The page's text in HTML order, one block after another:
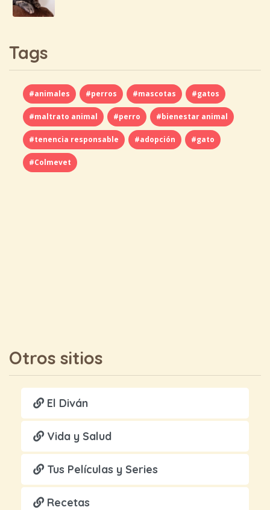
Tags
#animales #perros #mascotas #gatos
#maltrato animal #perro #bienestar animal
#tenencia responsable #adopción #gato
#Colmevet
Otros sitios
El Diván
Vida y Salud
Tus Películas y Series
Recetas